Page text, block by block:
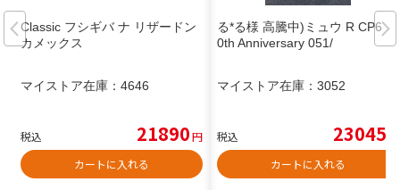
Classic フシギバ ナ リザードン
カメックス
マイストア在庫： 4646
税込 21890円
カートに入れる
る*る様 高騰中)ミュウ R CP6 2
0th Anniversary 051/
マイストア在庫： 3052
税込 23045
カートに入れる